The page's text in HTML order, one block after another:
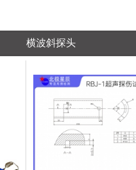
横波斜探头